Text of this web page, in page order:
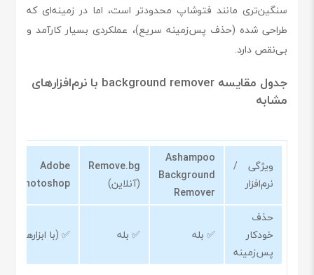
سنگین‌تری مانند فتوشاپ محدودتر است، اما در زمینه‌ای که
طراحی شده (حذف پس‌زمینه سریع)، عملکردی بسیار کارآمد و
بی‌نقص دارد.
جدول مقایسه background remover با نرم‌افزارهای
مشابه
ویژگی /
نرم‌افزار
Ashampoo
Background
Remover
Remove.bg
(آنلاین)
Adobe
Photoshop
حذف
خودکار
پس‌زمینه
✅ بله ✅ بله ✅ (با ابزارها)